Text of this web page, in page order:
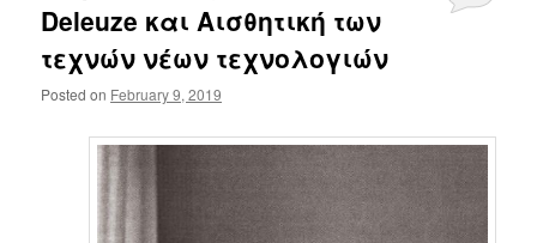
Deleuze και Αισθητική των
τεχνών νέων τεχνολογιών
Posted on February 9, 2019